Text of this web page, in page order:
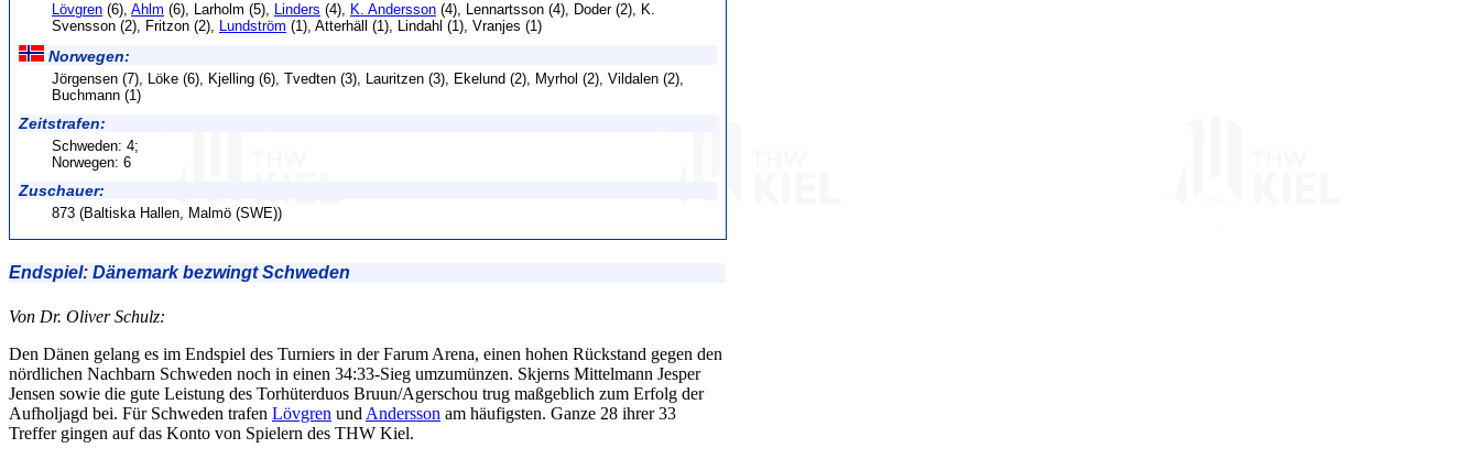
Lövgren (6), Ahlm (6), Larholm (5), Linders (4), K. Andersson (4), Lennartsson (4), Doder (2), K.
Svensson (2), Fritzon (2), Lundström (1), Atterhäll (1), Lindahl (1), Vranjes (1)
Norwegen:
Jörgensen (7), Löke (6), Kjelling (6), Tvedten (3), Lauritzen (3), Ekelund (2), Myrhol (2), Vildalen (2),
Buchmann (1)
Zeitstrafen:
Schweden: 4;
Norwegen: 6
Zuschauer:
873 (Baltiska Hallen, Malmö (SWE))
Endspiel: Dänemark bezwingt Schweden
Von Dr. Oliver Schulz:
Den Dänen gelang es im Endspiel des Turniers in der Farum Arena, einen hohen Rückstand gegen den
nördlichen Nachbarn Schweden noch in einen 34:33-Sieg umzumünzen. Skjerns Mittelmann Jesper
Jensen sowie die gute Leistung des Torhüterduos Bruun/Agerschou trug maßgeblich zum Erfolg der
Aufholjagd bei. Für Schweden trafen Lövgren und Andersson am häufigsten. Ganze 28 ihrer 33
Treffer gingen auf das Konto von Spielern des THW Kiel.